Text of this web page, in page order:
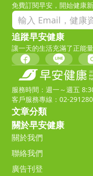
免費訂閱早安，開始健康
追蹤早安健康
讓一天的生活充滿了正能
服務時間：週一～週五
客戶服務專線：02-
文章分類
關於早安健康
關於我們
聯絡我們
廣告刊登